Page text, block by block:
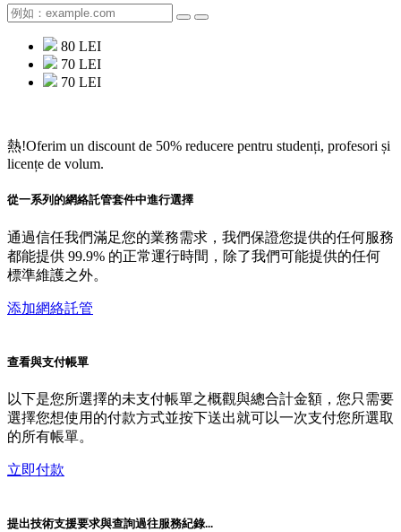
80 LEI
70 LEI
70 LEI
熱!Oferim un discount de 50% reducere pentru studenți, profesori și
licențe de volum.
從一系列的網絡託管套件中進行選擇
通過信任我們滿足您的業務需求，我們保證您提供的任何服務
都能提供 99.9% 的正常運行時間，除了我們可能提供的任何
標準維護之外。
添加網絡託管
查看與支付帳單
以下是您所選擇的未支付帳單之概觀與總合計金額，您只需要
選擇您想使用的付款方式並按下送出就可以一次支付您所選取
的所有帳單。
立即付款
提出技術支援要求與查詢過往服務紀錄...